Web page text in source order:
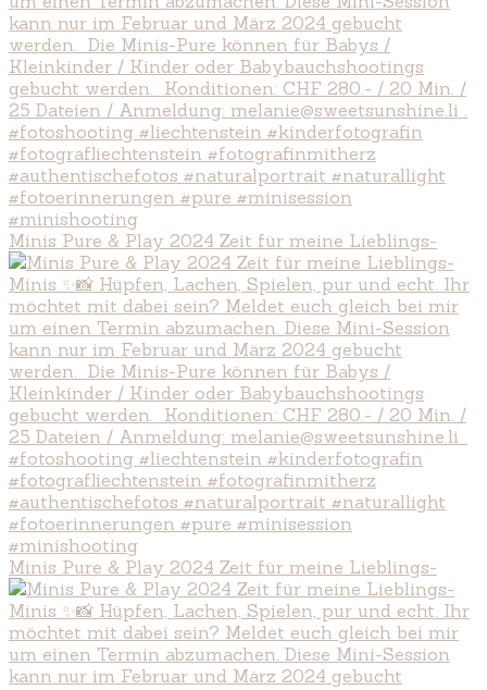
Minis Pure & Play 2024 Zeit für meine Lieblings-
Minis Pure & Play 2024 Zeit für meine Lieblings-